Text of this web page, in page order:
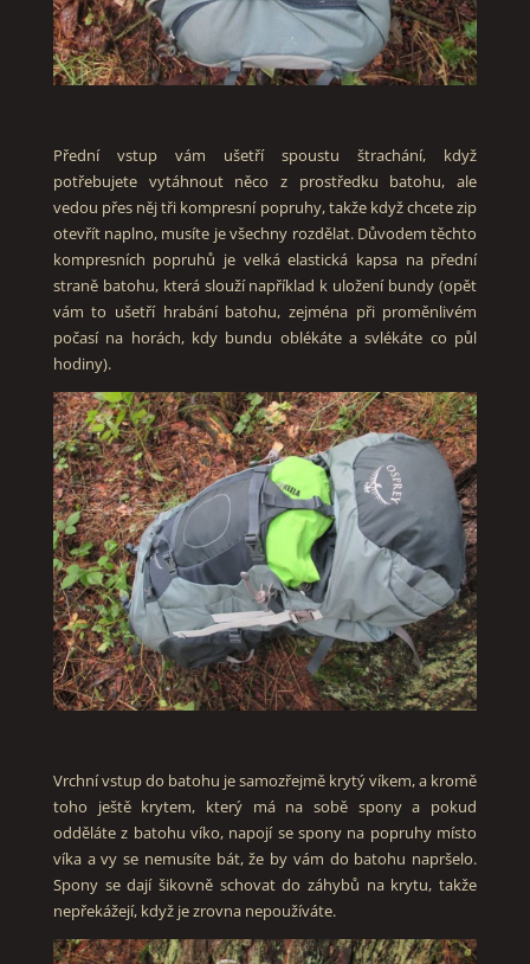
Přední vstup vám ušetří spoustu štrachání, když
potřebujete vytáhnout něco z prostředku batohu, ale
vedou přes něj tři kompresní popruhy, takže když chcete zip
otevřít naplno, musíte je všechny rozdělat. Důvodem těchto
kompresních popruhů je velká elastická kapsa na přední
straně batohu, která slouží například k uložení bundy (opět
vám to ušetří hrabání batohu, zejména při proměnlivém
počasí na horách, kdy bundu oblékáte a svlékáte co půl
hodiny).
Vrchní vstup do batohu je samozřejmě krytý víkem, a kromě
toho ještě krytem, který má na sobě spony a pokud
odděláte z batohu víko, napojí se spony na popruhy místo
víka a vy se nemusíte bát, že by vám do batohu napršelo.
Spony se dají šikovně schovat do záhybů na krytu, takže
nepřekážejí, když je zrovna nepoužíváte.